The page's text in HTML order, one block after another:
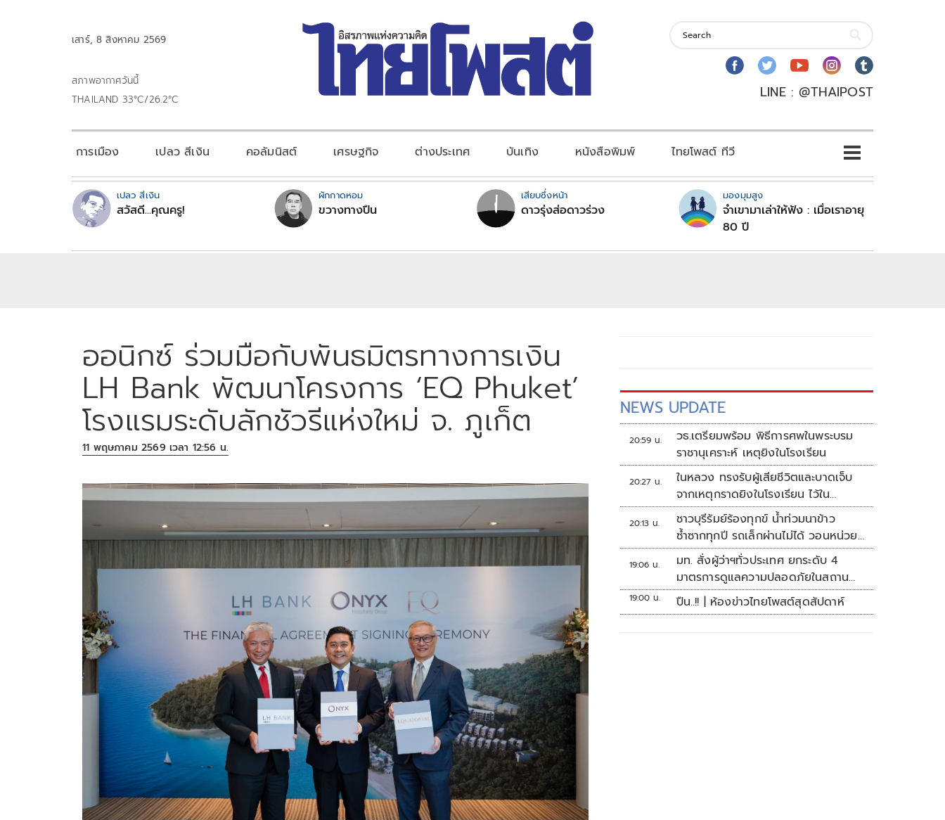
เสาร์, 8 สิงหาคม 2569
สภาพอากาศวันนี้
THAILAND 33°C/26.2°C
LINE : @THAIPOST
การเมือง เปลว สีเงิน คอลัมนิสต์ เศรษฐกิจ ต่างประเทศ บันเทิง หนังสือพิมพ์ ไทยโพสต์ ทีวี
เปลว สีเงิน
สวัสดี...คุณครู!
ผักกาดหอม
ขวางทางปืน
เสียบซึ่งหน้า
ดาวรุ่งส่อดาวร่วง
มองมุมสูง
จำเขามาเล่าให้ฟัง : เมื่อเราอายุ
80 ปี
ออนิกซ์ ร่วมมือกับพันธมิตรทางการเงิน
LH Bank พัฒนาโครงการ ‘EQ Phuket’
โรงแรมระดับลักชัวรีแห่งใหม่ จ. ภูเก็ต
11 พฤษภาคม 2569 เวลา 12:56 น.
NEWS UPDATE
20:59 น.
วธ.เตรียมพร้อม พิธีการศพในพระบรม
ราชานุเคราะห์ เหตุยิงในโรงเรียน
20:27 น.
ในหลวง ทรงรับผู้เสียชีวิตและบาดเจ็บ
จากเหตุกราดยิงในโรงเรียน ไว้ใน
พระบรมราชานุเคราะห์
20:13 น.
ชาวบุรีรัมย์ร้องทุกข์ น้ำท่วมนาข้าว
ซ้ำซากทุกปี รถเล็กผ่านไม่ได้ วอนหน่วย
งานเร่งแก้ไข
19:06 น.
มท. สั่งผู้ว่าฯทั่วประเทศ ยกระดับ 4
มาตรการดูแลความปลอดภัยในสถาน
ศึกษา
19:00 น. ปืน..!! | ห้องข่าวไทยโพสต์สุดสัปดาห์